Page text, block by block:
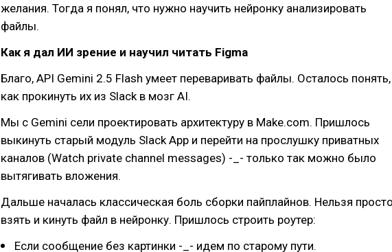
желания. Тогда я понял, что нужно научить нейронку анализировать
файлы.
Как я дал ИИ зрение и научил читать Figma
Благо, API Gemini 2.5 Flash умеет переваривать файлы. Осталось понять,
как прокинуть их из Slack в мозг AI.
Мы с Gemini сели проектировать архитектуру в Make.com. Пришлось
выкинуть старый модуль Slack App и перейти на прослушку приватных
каналов (Watch private channel messages) -_- только так можно было
вытягивать вложения.
Дальше началась классическая боль сборки пайплайнов. Нельзя
взять и кинуть файл в нейронку. Пришлось строить роутер:
Если сообщение без картинки -_- идем по старому пути.